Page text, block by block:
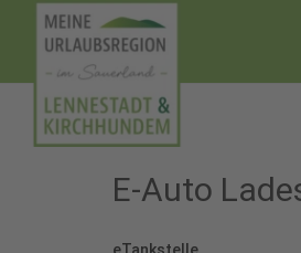
E-Auto